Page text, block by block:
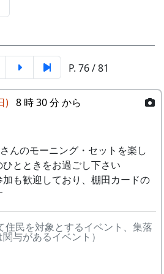
を守ろうと、全国に棚田オー
ります。
田で田植えをして地元の人
穫を楽しみに１年を過ごす
ました。
H CORPORATION
9⽉吉
三畳⼀間
H CORPORATION
⽉ーアカリ
へ
⾵
棚⽥の
ステー
ジへ
1999
テン
歌おう
みんな
1999
テン
あした
は帰ろ
2000
P. 76 / 81
) 8 時 30 分 から
んのモーニング・セットを楽し
とときをお過ごし下さい
も歓迎しており、棚田カードの
住民を対象とするイベント、集落
与があるイベント）